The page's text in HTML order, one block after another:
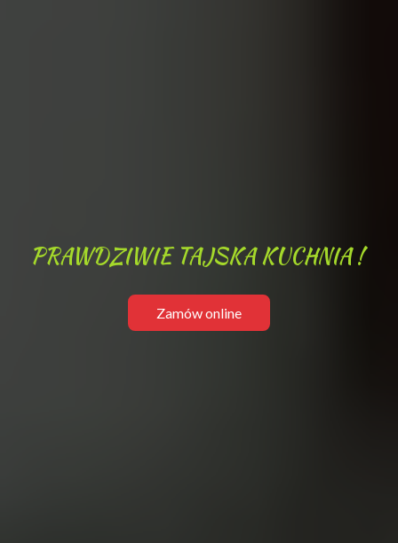
PRAWDZIWIE TAJSKA KUCHNIA !
Zamów online